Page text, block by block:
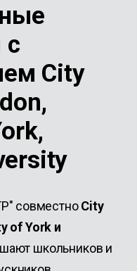
с
Сity
совместноСity
of York и
школьников и